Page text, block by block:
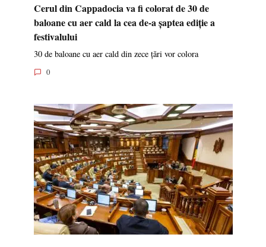
Cerul din Cappadocia va fi colorat de 30 de
baloane cu aer cald la cea de-a șaptea ediție a
festivalului
30 de baloane cu aer cald din zece țări vor colora
0